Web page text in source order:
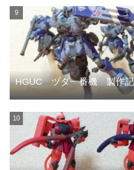
HGUC ヅダ一番機 製作